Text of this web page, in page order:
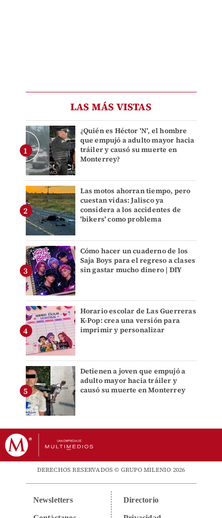
LAS MÁS VISTAS
¿Quién es Héctor 'N', el hombre
que empujó a adulto mayor hacia
tráiler y causó su muerte en
Monterrey?
Las motos ahorran tiempo, pero
cuestan vidas: Jalisco ya
considera a los accidentes de
'bikers' como problema
Cómo hacer un cuaderno de los
Saja Boys para el regreso a clases
sin gastar mucho dinero | DIY
Horario escolar de Las Guerreras
K-Pop: crea una versión para
imprimir y personalizar
Detienen a joven que empujó a
adulto mayor hacia tráiler y
causó su muerte en Monterrey
DERECHOS RESERVADOS © GRUPO MILENIO 2026
Newsletters Directorio